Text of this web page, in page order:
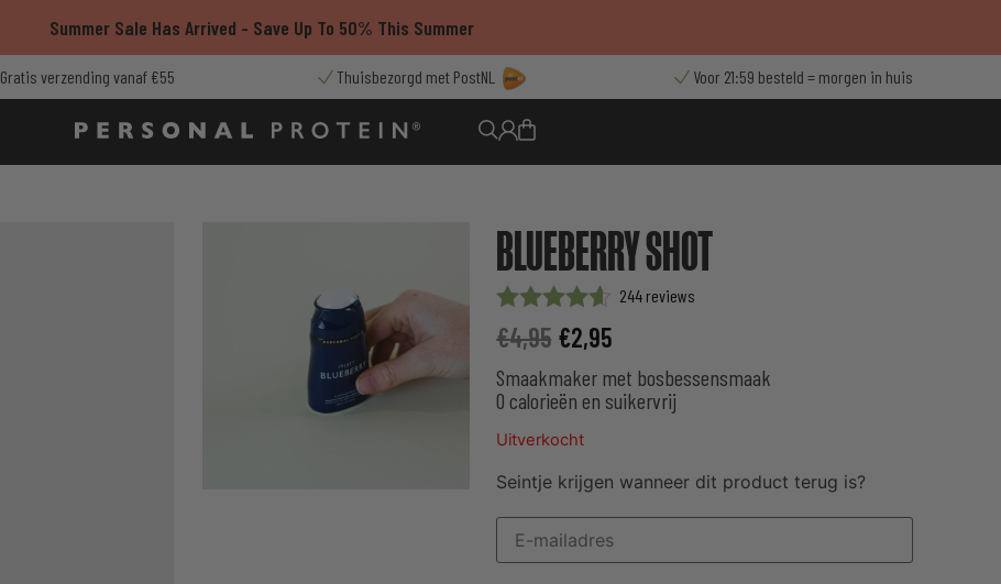
Summer Sale Has Arrived - Save Up To 50% This Summer
Gratis verzending vanaf €55 Thuisbezorgd met PostNL Voor 21:59 besteld = morgen in huis
BLUEBERRY SHOT
Waardering
op 5
gebaseerd
op
244
€4,95 €2,95
Smaakmaker met bosbessensmaak
0 calorieën en suikervrij
Uitverkocht
Seintje krijgen wanneer dit product terug is?